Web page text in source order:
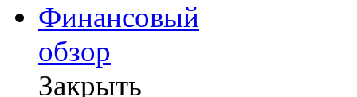
Финансовый
обзор
Закрыть